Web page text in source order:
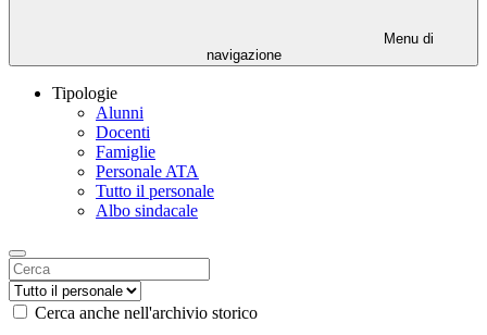
Menu di
navigazione
Tipologie
Alunni
Docenti
Famiglie
Personale ATA
Tutto il personale
Albo sindacale
Cerca anche nell'archivio storico